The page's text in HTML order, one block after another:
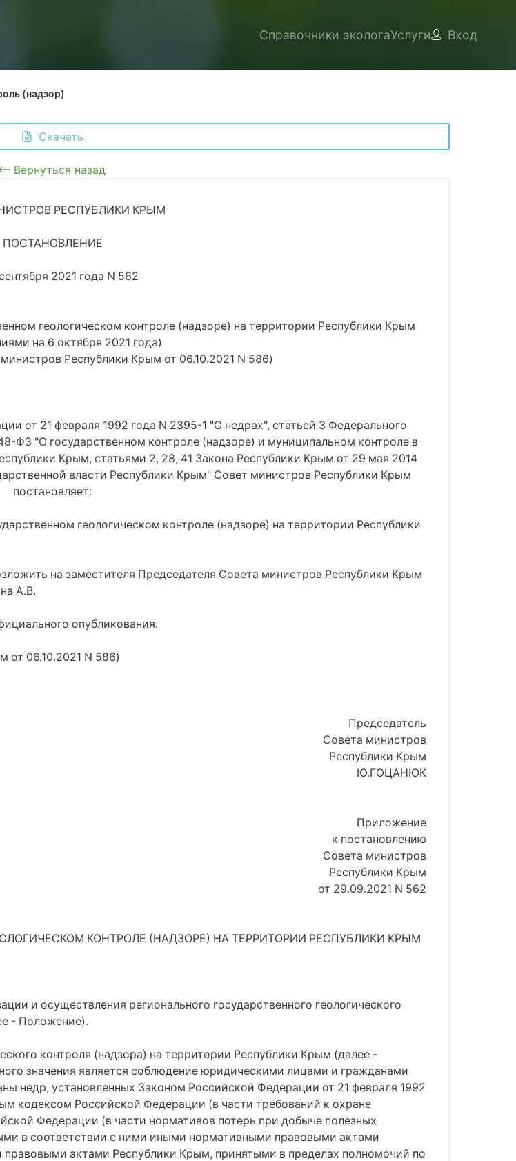
Справочники экологаУслуги Вход
(надзор)
Скачать
Вернуться назад
РЕСПУБЛИКИ КРЫМ
ПОСТАНОВЛЕНИЕ
2021 года N 562
геологическом контроле (надзоре) на территории Республики Крым
на 6 октября 2021 года)
Республики Крым от 06.10.2021 N 586)
от 21 февраля 1992 года N 2395-1 "О недрах", статьей 3 Федерального
ФЗ "О государственном контроле (надзоре) и муниципальном контроле в
Крым, статьями 2, 28, 41 Закона Республики Крым от 29 мая 2014
власти Республики Крым" Совет министров Республики Крым
постановляет:
геологическом контроле (надзоре) на территории Республики
на заместителя Председателя Совета министров Республики Крым
А.В.
опубликования.
от 06.10.2021 N 586)
Председатель
Совета министров
Республики Крым
Ю.ГОЦАНЮК
Приложение
к постановлению
Совета министров
Республики Крым
от 29.09.2021 N 562
КОНТРОЛЕ (НАДЗОРЕ) НА ТЕРРИТОРИИ РЕСПУБЛИКИ КРЫМ
и осуществления регионального государственного геологического
- Положение).
контроля (надзора) на территории Республики Крым (далее -
значения является соблюдение юридическими лицами и гражданами
недр, установленных Законом Российской Федерации от 21 февраля 1992
кодексом Российской Федерации (в части требований к охране
Федерации (в части нормативов потерь при добыче полезных
в соответствии с ними иными нормативными правовыми актами
актами Республики Крым, принятыми в пределах полномочий по